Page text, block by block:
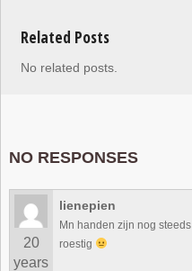
Related Posts
No related posts.
NO RESPONSES
20
years
lienepien
Mn handen zijn nog steeds
roestig